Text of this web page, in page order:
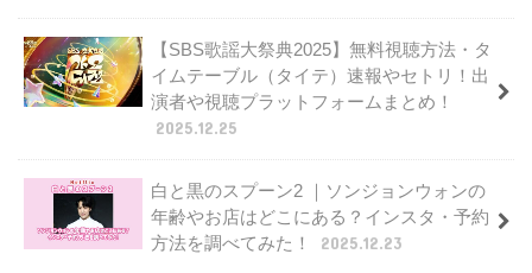
【SBS歌謡大祭典2025】無料視聴方法・タ
イムテーブル（タイテ）速報やセトリ！出
演者や視聴プラットフォームまとめ！
2025.12.25
白と黒のスプーン2 ｜ソンジョンウォンの
年齢やお店はどこにある？インスタ・予約
方法を調べてみた！
2025.12.23